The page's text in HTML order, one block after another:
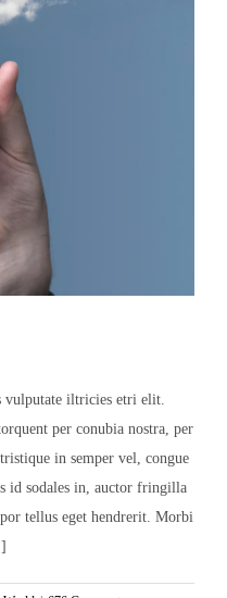
vulputate iltricies etri elit.
per conubia nostra, per
in semper vel, congue
id sodales in, auctor fringilla
tellus eget hendrerit. Morbi